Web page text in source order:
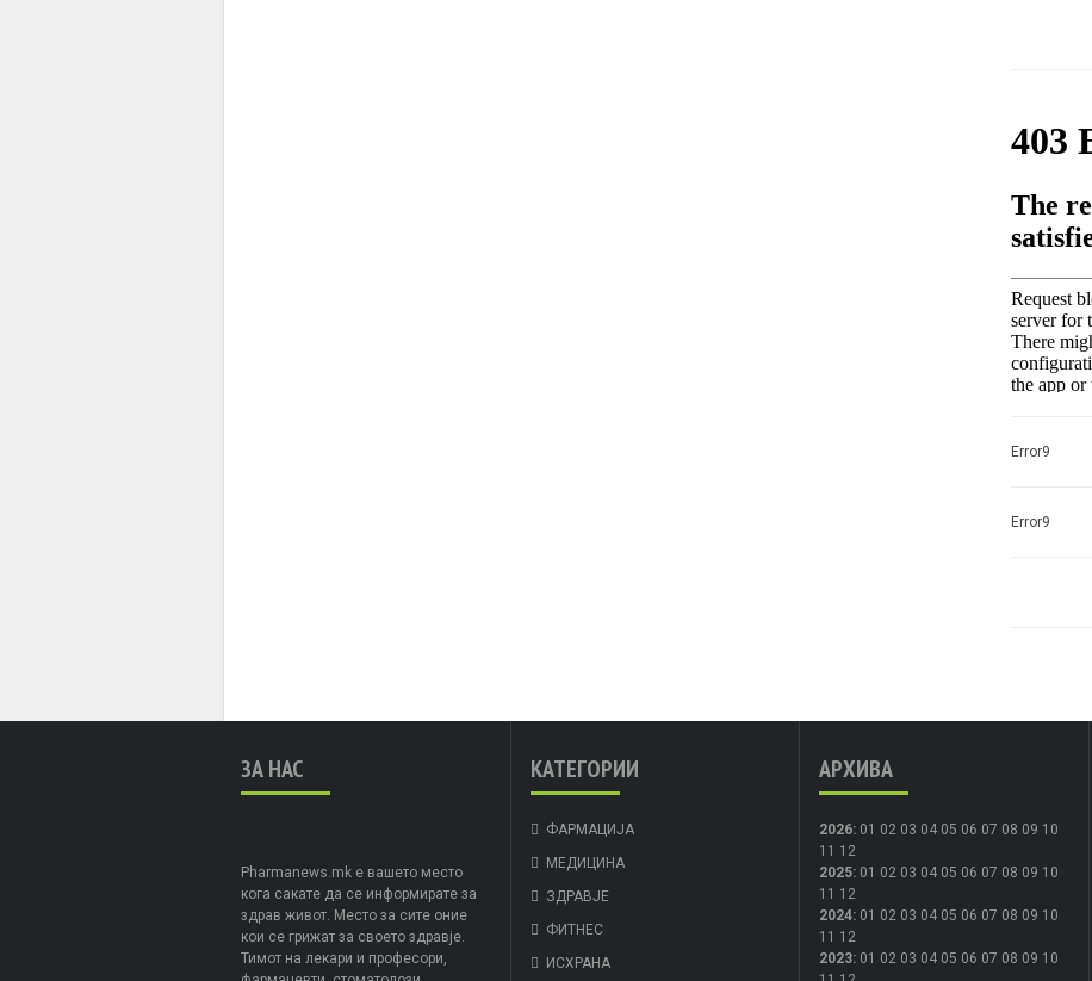
Error9
Error9
ЗА НАС
Pharmanews.mk е вашето место
кога сакате да се информирате за
здрав живот. Место за сите оние
кои се грижат за своето здравје.
Тимот на лекари и професори,
КАТЕГОРИИ
ФАРМАЦИЈА
МЕДИЦИНА
ЗДРАВЈЕ
ФИТНЕС
ИСХРАНА
АРХИВА
2026: 01 02 03 04 05 06 07 08 09 10
11 12
2025: 01 02 03 04 05 06 07 08 09 10
11 12
2024: 01 02 03 04 05 06 07 08 09 10
11 12
2023: 01 02 03 04 05 06 07 08 09 10